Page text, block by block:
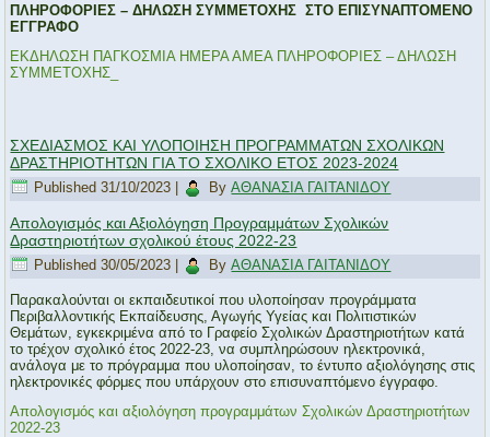
ΠΛΗΡΟΦΟΡΙΕΣ – ΔΗΛΩΣΗ ΣΥΜΜΕΤΟΧΗΣ ΣΤΟ ΕΠΙΣΥΝΑΠΤΟΜΕΝΟ
ΕΓΓΡΑΦΟ
ΕΚΔΗΛΩΣΗ ΠΑΓΚΟΣΜΙΑ ΗΜΕΡΑ ΑΜΕΑ ΠΛΗΡΟΦΟΡΙΕΣ – ΔΗΛΩΣΗ
ΣΥΜΜΕΤΟΧΗΣ_
ΣΧΕΔΙΑΣΜΟΣ ΚΑΙ ΥΛΟΠΟΙΗΣΗ ΠΡΟΓΡΑΜΜΑΤΩΝ ΣΧΟΛΙΚΩΝ
ΔΡΑΣΤΗΡΙΟΤΗΤΩΝ ΓΙΑ ΤΟ ΣΧΟΛΙΚΟ ΕΤΟΣ 2023-2024
Published 31/10/2023 By ΑΘΑΝΑΣΙΑ ΓΑΙΤΑΝΙΔΟΥ
Απολογισμός και Αξιολόγηση Προγραμμάτων Σχολικών
Δραστηριοτήτων σχολικού έτους 2022-23
Published 30/05/2023 By ΑΘΑΝΑΣΙΑ ΓΑΙΤΑΝΙΔΟΥ
Παρακαλούνται οι εκπαιδευτικοί που υλοποίησαν προγράμματα
Περιβαλλοντικής Εκπαίδευσης, Αγωγής Υγείας και Πολιτιστικών
Θεμάτων, εγκεκριμένα από το Γραφείο Σχολικών Δραστηριοτήτων κατά
το τρέχον σχολικό έτος 2022-23, να συμπληρώσουν ηλεκτρονικά,
ανάλογα με το πρόγραμμα που υλοποίησαν, το έντυπο αξιολόγησης στις
ηλεκτρονικές φόρμες που υπάρχουν στο επισυναπτόμενο έγγραφο.
Απολογισμός και αξιολόγηση προγραμμάτων Σχολικών Δραστηριοτήτων
2022-23